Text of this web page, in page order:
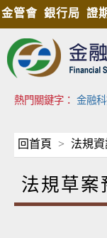
金管會 銀行局 證
熱門關鍵字： 金融
回首頁 法規資
法規草案